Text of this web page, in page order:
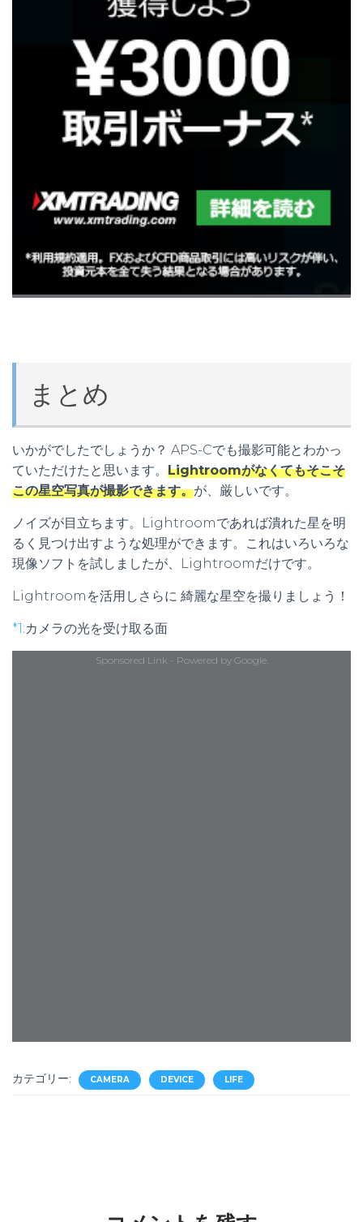
まとめ
いかがでしたでしょうか？ APS-Cでも撮影可能とわかっ
ていただけたと思います。 Lightroomがなくてもそこそ
この星空写真が撮影できます。が、厳しいです。
ノイズが目立ちます。Lightroomであれば潰れた星を明
るく見つけ出すような処理ができます。これはいろいろな
現像ソフトを試しましたが、Lightroomだけです。
Lightroomを活用しさらに 綺麗な星空を撮りましょう！
*1:カメラの光を受け取る面
Sponsored Link - Powered by Google.
カテゴリー: CAMERA DEVICE LIFE